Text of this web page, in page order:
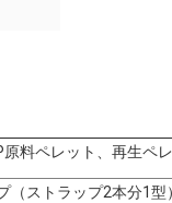
料ペレット、再生ペ
（ストラップ2本分1型